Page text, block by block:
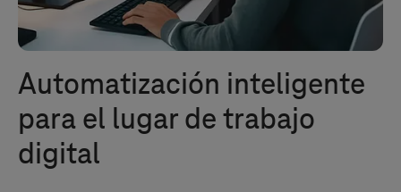
Automatización inteligente
para el lugar de trabajo
digital